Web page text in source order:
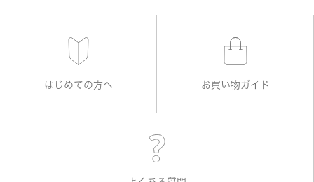
はじめての方へ お買い物ガイド